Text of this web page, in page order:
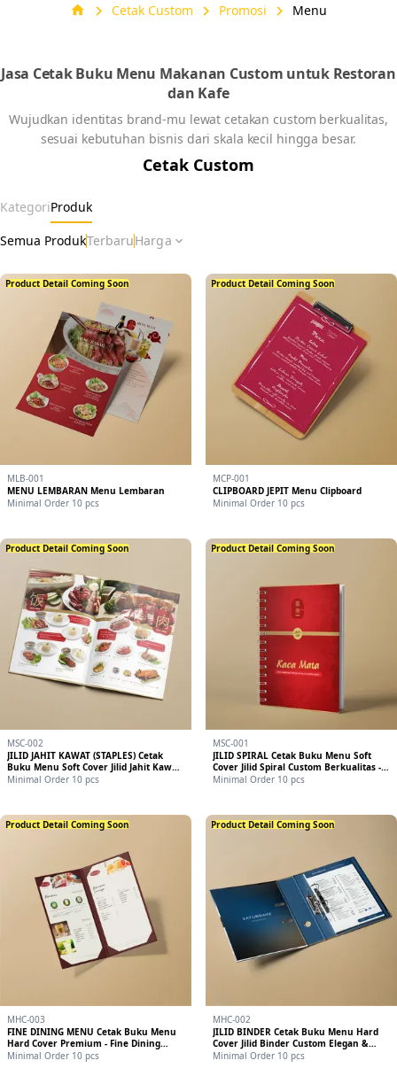
home chevron_right Cetak Custom chevron_right Promosi chevron_right Menu
Menu
Jasa Cetak Buku Menu Makanan Custom untuk Restoran
dan Kafe
Wujudkan identitas brand-mu lewat cetakan custom berkualitas,
sesuai kebutuhan bisnis dari skala kecil hingga besar.
Cetak Custom
KategoriProduk
Semua ProdukTerbaruHarga expand_more
Product Detail Coming Soon
MLB-001
MENU LEMBARAN Menu Lembaran
Minimal Order 10 pcs
Product Detail Coming Soon
MCP-001
CLIPBOARD JEPIT Menu Clipboard
Minimal Order 10 pcs
Product Detail Coming Soon
MSC-002
JILID JAHIT KAWAT (STAPLES) Cetak
Buku Menu Soft Cover Jilid Jahit Kawat
(Staples) Murah & Berkualitas
Minimal Order 10 pcs
Product Detail Coming Soon
MSC-001
JILID SPIRAL Cetak Buku Menu Soft
Cover Jilid Spiral Custom Berkualitas -
Uprint
Minimal Order 10 pcs
Product Detail Coming Soon
MHC-003
FINE DINING MENU Cetak Buku Menu
Hard Cover Premium - Fine Dining
Menu Eksklusif
Minimal Order 10 pcs
Product Detail Coming Soon
MHC-002
JILID BINDER Cetak Buku Menu Hard
Cover Jilid Binder Custom Elegan &
Awet
Minimal Order 10 pcs